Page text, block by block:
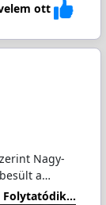
ott
Nagy-
a…
Folytatódik...